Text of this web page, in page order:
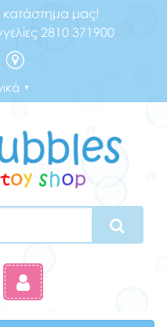
μας!
2810 371900
▼